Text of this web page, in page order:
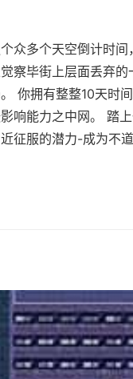
众多个天空倒计时
察毕街上层面丢弃
你拥有整整10天时
响能力之中网。 踏
征服的潜力-成为不道